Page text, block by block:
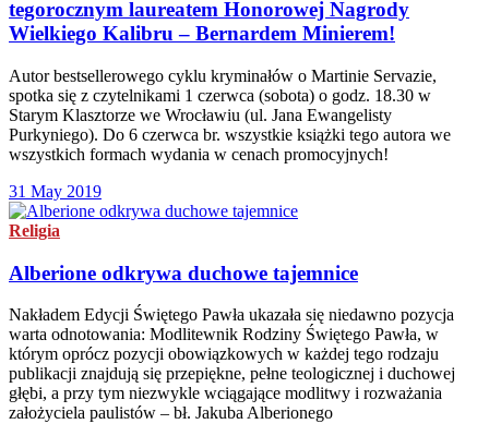
tegorocznym laureatem Honorowej Nagrody
Wielkiego Kalibru – Bernardem Minierem!
Autor bestsellerowego cyklu kryminałów o Martinie Servazie,
spotka się z czytelnikami 1 czerwca (sobota) o godz. 18.30 w
Starym Klasztorze we Wrocławiu (ul. Jana Ewangelisty
Purkyniego). Do 6 czerwca br. wszystkie książki tego autora we
wszystkich formach wydania w cenach promocyjnych!
31 May 2019
Religia
Alberione odkrywa duchowe tajemnice
Nakładem Edycji Świętego Pawła ukazała się niedawno pozycja
warta odnotowania: Modlitewnik Rodziny Świętego Pawła, w
którym oprócz pozycji obowiązkowych w każdej tego rodzaju
publikacji znajdują się przepiękne, pełne teologicznej i duchowej
głębi, a przy tym niezwykle wciągające modlitwy i rozważania
założyciela paulistów – bł. Jakuba Alberionego